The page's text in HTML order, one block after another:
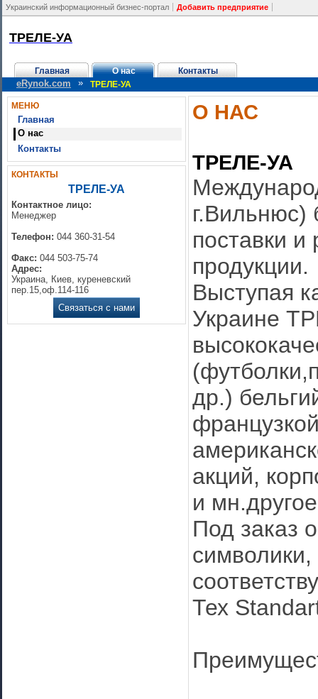
Украинский информационный бизнес-портал Добавить предприятие
ТРЕЛЕ-УА
Главная О нас Контакты
eRynok.com » ТРЕЛЕ-УА
МЕНЮ
Главная
О нас
Контакты
КОНТАКТЫ
ТРЕЛЕ-УА
Контактное лицо:
Менеджер
Телефон: 044 360-31-54
Факс: 044 503-75-74
Адрес:
Украина, Киев, куреневский
пер.15,оф.114-116
Связаться с нами
О НАС
ТРЕЛЕ-УА
г.Вильнюс)
поставки и
продукции.
Выступая
Украине
др.)
акций,
и
Под заказ
символики,
Тех